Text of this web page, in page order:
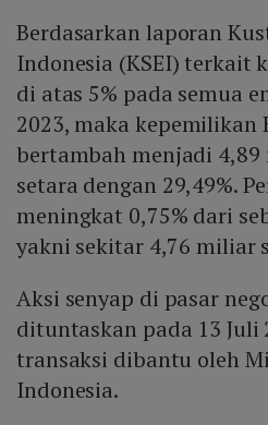
Berdasarkan laporan
Indonesia (KSEI) terkait
di atas 5% pada semua
2023, maka kepemilikan
bertambah menjadi
setara dengan 29,49%.
meningkat 0,75% dari
yakni sekitar 4,76 miliar
Aksi senyap di pasar
dituntaskan pada 13 Juli
transaksi dibantu oleh
Indonesia.